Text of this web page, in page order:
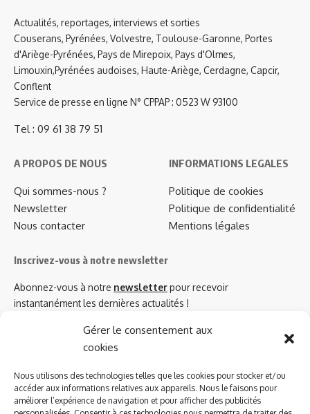
Gérer le consentement aux
cookies
Nous utilisons des technologies telles que les cookies pour stocker et/ou
accéder aux informations relatives aux appareils. Nous le faisons pour
améliorer l’expérience de navigation et pour afficher des publicités
Actualités, reportages, interviews et sorties
Couserans, Pyrénées, Volvestre, Toulouse-Garonne, Portes
d'Ariège-Pyrénées, Pays de Mirepoix, Pays d'Olmes,
Limouxin,Pyrénées audoises, Haute-Ariège, Cerdagne, Capcir,
Conflent
Service de presse en ligne N° CPPAP : 0523 W 93100
Tel : 09 61 38 79 51
A PROPOS DE NOUS
Qui sommes-nous ?
Newsletter
Nous contacter
INFORMATIONS LEGALES
Politique de cookies
Politique de confidentialité
Mentions légales
Inscrivez-vous à notre newsletter
Abonnez-vous à notre newsletterpour recevoir
instantanément les dernières actualités !
Azinat.com TV soutient